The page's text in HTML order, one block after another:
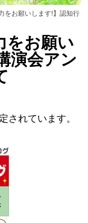
をお願いします!】認知行
をお願い
演会アン
されています。